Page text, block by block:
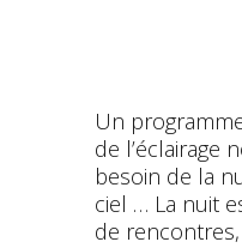
Un
de l’éclairage
besoin de la
ciel … La nuit
de